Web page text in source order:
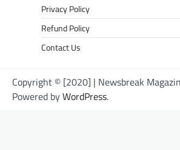
Privacy Policy
Refund Policy
Contact Us
Copyright © [2020] | Newsbreak
Powered byWordPress.